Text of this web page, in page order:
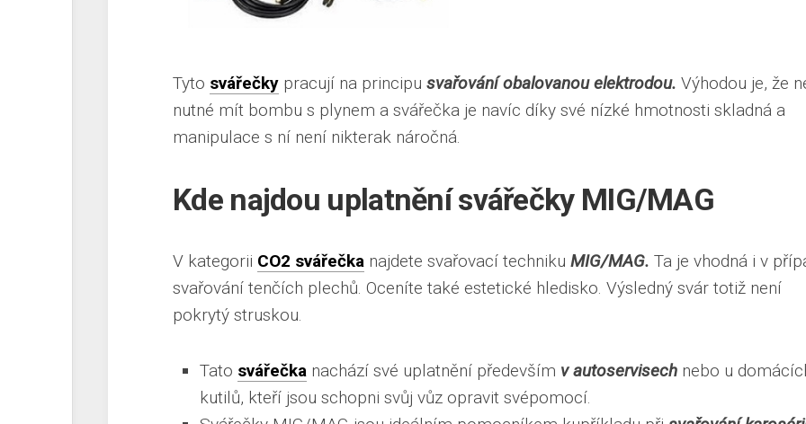
Tyto svářečky pracují na principu svařování obalovanou elektrodou. Výhodou je, že
nutné mít bombu s plynem a svářečka je navíc díky své nízké hmotnosti skladná a
manipulace s ní není nikterak náročná.
Kde najdou uplatnění svářečky MIG/MAG
V kategorii CO2 svářečka najdete svařovací techniku MIG/MAG. Ta je vhodná i v
svařování tenčích plechů. Oceníte také estetické hledisko. Výsledný svár totiž není
pokrytý struskou.
Tato svářečka nachází své uplatnění především v autoservisech nebo u
kutilů, kteří jsou schopni svůj vůz opravit svépomocí.